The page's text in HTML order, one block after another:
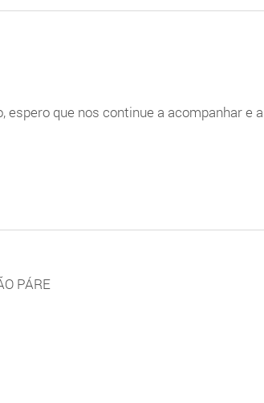
que nos continue a acompanhar e a
PÁRE